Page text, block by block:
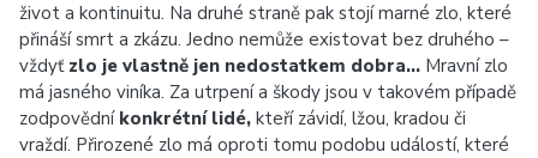
život a kontinuitu. Na druhé straně pak stojí marné zlo, které
přináší smrt a zkázu. Jedno nemůže existovat bez druhého –
vždyť zlo je vlastně jen nedostatkem dobra… Mravní zlo
má jasného viníka. Za utrpení a škody jsou v takovém případě
zodpovědní konkrétní lidé, kteří závidí, lžou, kradou či
vraždí. Přirozené zlo má oproti tomu podobu událostí, které